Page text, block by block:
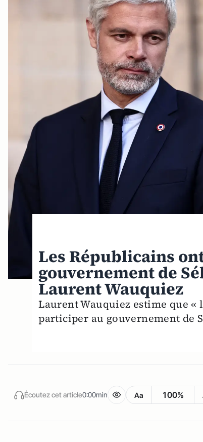
Les Républicains
gouvernement de
Laurent Wauquiez
Laurent Wauquiez estime que «
participer au gouvernement de
Écoutez cet article0:00min Aa 100%